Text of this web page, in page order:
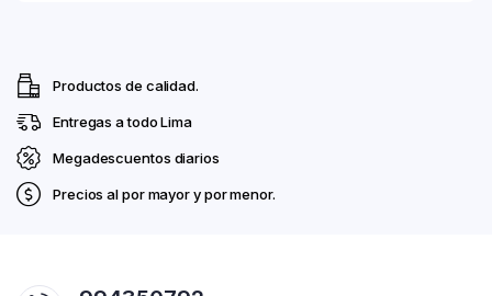
Productos de calidad.
Entregas a todo Lima
Megadescuentos diarios
Precios al por mayor y por menor.